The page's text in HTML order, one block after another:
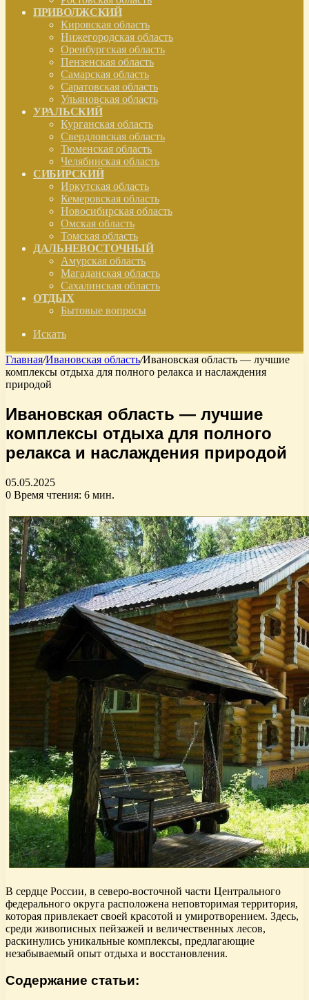
ПРИВОЛЖСКИЙ
Кировская область
Нижегородская область
Оренбургская область
Пензенская область
Самарская область
Саратовская область
Ульяновская область
УРАЛЬСКИЙ
Курганская область
Свердловская область
Тюменская область
Челябинская область
СИБИРСКИЙ
Иркутская область
Кемеровская область
Новосибирская область
Омская область
Томская область
ДАЛЬНЕВОСТОЧНЫЙ
Амурская область
Магаданская область
Сахалинская область
ОТДЫХ
Бытовые вопросы
Искать
Главная/Ивановская область/Ивановская область — лучшие
комплексы отдыха для полного релакса и наслаждения
природой
Ивановская область — лучшие
комплексы отдыха для полного
релакса и наслаждения природой
05.05.2025
0 Время чтения: 6 мин.
В сердце России, в северо-восточной части Центрального
федерального округа расположена неповторимая территория,
которая привлекает своей красотой и умиротворением. Здесь,
среди живописных пейзажей и величественных лесов,
раскинулись уникальные комплексы, предлагающие
незабываемый опыт отдыха и восстановления.
Содержание статьи: